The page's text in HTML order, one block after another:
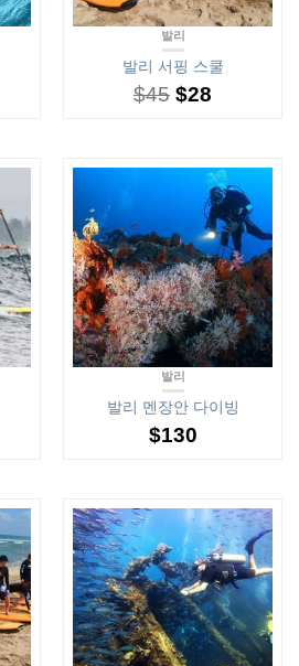
발리
발리 서핑 스쿨
$45 $28
발리
발리 멘장안 다이빙
$130